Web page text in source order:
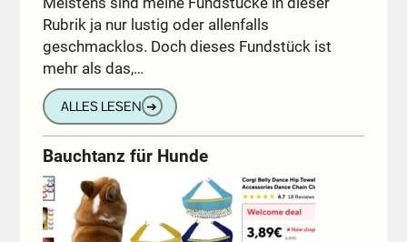
Rubrik ja nur lustig oder allenfalls
geschmacklos. Doch dieses Fundstück ist
mehr als das,…
ALLES LESEN ➔
Bauchtanz für Hunde